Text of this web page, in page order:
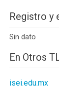
Registro y
Sin dato
En Otros
isei.edu.mx